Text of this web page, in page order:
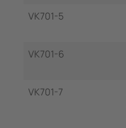
VK701-5
VK701-6
VK701-7